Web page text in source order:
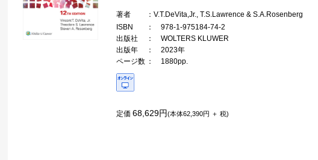
著者
：V.T.DeVita,Jr., T.S.Lawrence & S.A.Rosenberg
ISBN
： 978-1-975184-74-2
出版社
： WOLTERS KLUWER
出版年
： 2023年
ページ数 ： 1880pp.
定価 68,629円(本体62,390円 ＋ 税)